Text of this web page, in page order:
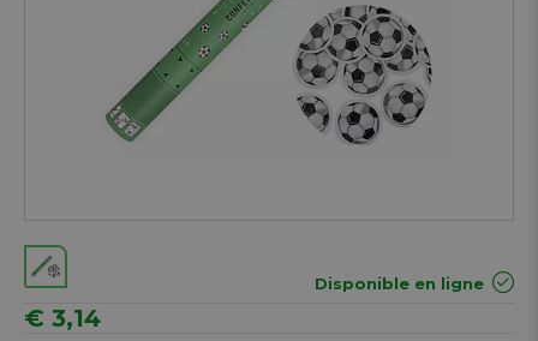
Disponible en ligne
€ 3,14